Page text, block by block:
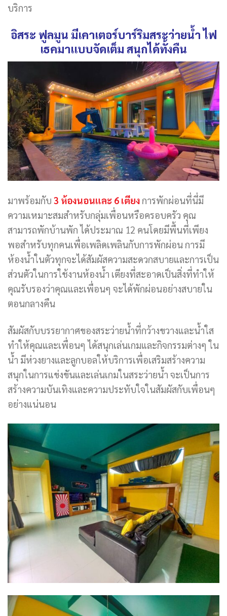
บริการ
อิสระ ฟูลมูน มีเคาเตอร์บาร์ริมสระว่ายน้ำ ไฟ
เธคมาแบบจัดเต็ม สนุกได้ทั้งคืน
มาพร้อมกับ 3 ห้องนอนและ 6 เตียงการพักผ่อนที่นี่มี
ความเหมาะสมสำหรับกลุ่มเพื่อนหรือครอบครัว คุณ
สามารถพักบ้านพัก ได้ประมาณ 12 คนโดยมีพื้นที่เพียง
พอสำหรับทุกคนเพื่อเพลิดเพลินกับการพักผ่อน การมี
ห้องน้ำในตัวทุกจะได้สัมผัสความสะดวกสบายและการเป็น
ส่วนตัวในการใช้งานห้องน้ำ เตียงที่สะอาดเป็นสิ่งที่ทำให้
คุณรับรองว่าคุณและเพื่อนๆ จะได้พักผ่อนอย่างสบายใน
ตอนกลางคืน
สัมผัสกับบรรยากาศของสระว่ายน้ำที่กว้างขวางและน้ำใส
ทำให้คุณและเพื่อนๆ ได้สนุกเล่นเกมและกิจกรรมต่างๆ ใน
น้ำ มีห่วงยางและลูกบอลให้บริการเพื่อเสริมสร้างความ
สนุกในการแข่งขันและเล่นเกมในสระว่ายน้ำ จะเป็นการ
สร้างความบันเทิงและความประทับใจในสัมผัสกับเพื่อนๆ
อย่างแน่นอน